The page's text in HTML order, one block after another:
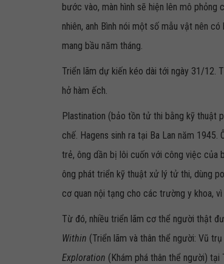
bước vào, màn hình sẽ hiện lên mô phỏng
nhiên, anh Bình nói một số mẫu vật nên
mang bầu năm tháng.
Triển lãm dự kiến kéo dài tới ngày 31/12.
hở hàm ếch.
Plastination (bảo tồn tử thi bằng kỹ thuật
chế. Hagens sinh ra tại Ba Lan năm
trẻ, ông dần bị lôi cuốn với công việc của
ông phát triển kỹ thuật xử lý tử thi, dùng
cơ quan nội tạng cho các trường y khoa,
Từ đó, nhiều triển lãm cơ thể người thật
Within (Triển lãm và thân thể người: Vũ
Exploration (Khám phá thân thể người) tại